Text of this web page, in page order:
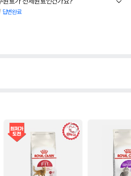
답변완료